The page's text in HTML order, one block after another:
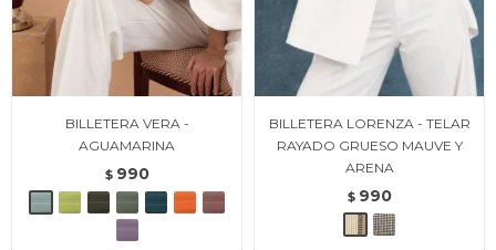
BILLETERA VERA -
AGUAMARINA
$ 990
BILLETERA LORENZA - TELAR
RAYADO GRUESO MAUVE Y
ARENA
$ 990